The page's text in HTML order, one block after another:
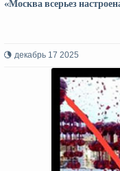
«Москва всерьез
декабрь 17 2025